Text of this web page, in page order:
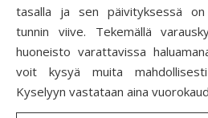
tasalla ja sen päivityksessä on
tunnin viive. Tekemällä
huoneisto varattavissa
voit kysyä muita
Kyselyyn vastataan aina